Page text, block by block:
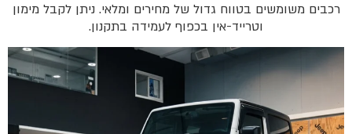
רכבים משומשים בטווח גדול של מחירים ומלאי. ניתן לקבל מימון
וטרייד-אין בכפוף לעמידה בתקנון.